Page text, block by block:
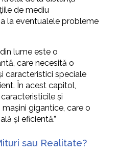
de mediu
la eventualele probleme
lume este o
care necesită o
caracteristici speciale
În acest capitol,
și
gigantice, care o
și eficientă.”
sau Realitate?